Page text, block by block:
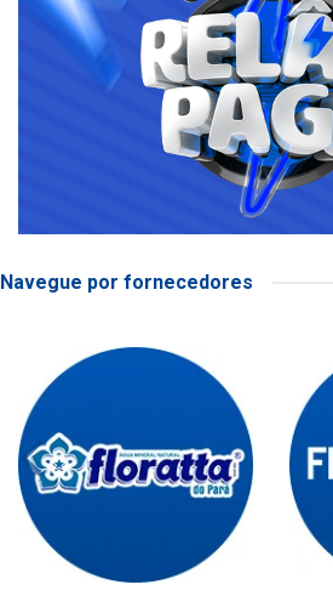
Navegue por fornecedores